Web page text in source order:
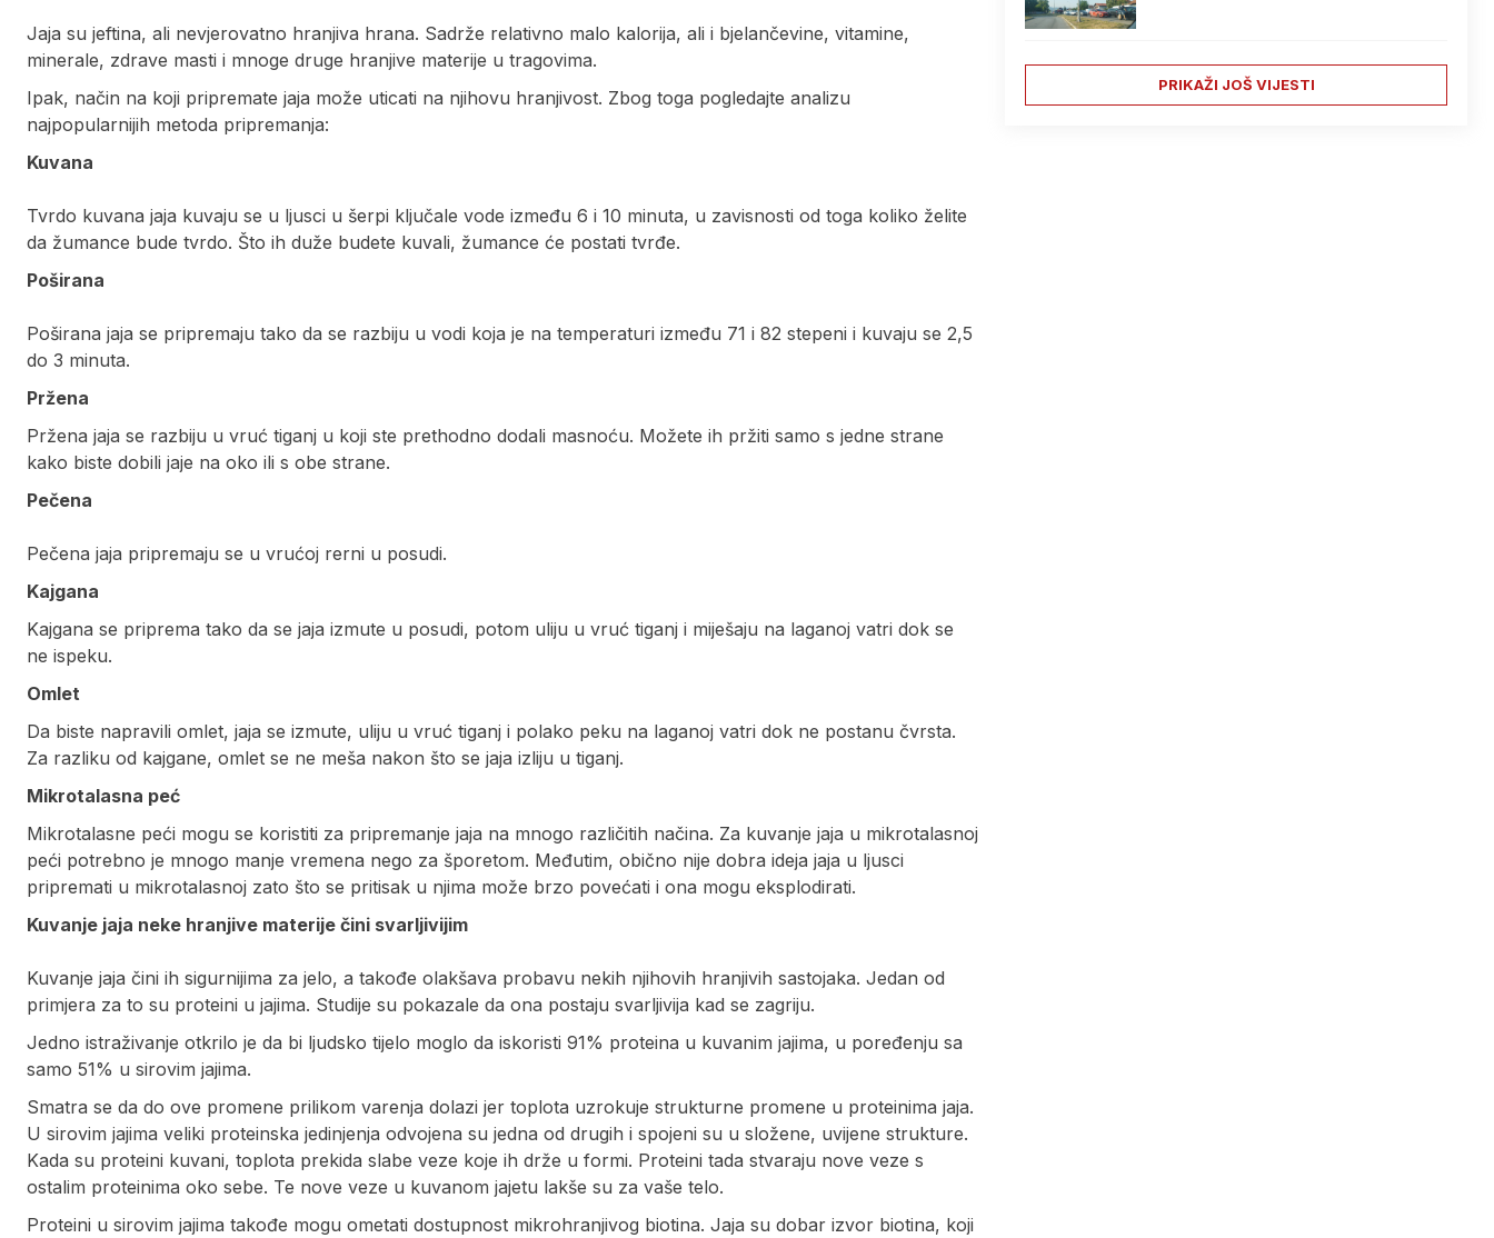
Jaja su jeftina, ali nevjerovatno hranjiva hrana. Sadrže relativno malo kalorija, ali i bjelančevine, vitamine,
minerale, zdrave masti i mnoge druge hranjive materije u tragovima.
Ipak, način na koji pripremate jaja može uticati na njihovu hranjivost. Zbog toga pogledajte analizu
najpopularnijih metoda pripremanja:
Kuvana
Tvrdo kuvana jaja kuvaju se u ljusci u šerpi ključale vode između 6 i 10 minuta, u zavisnosti od toga koliko želite
da žumance bude tvrdo. Što ih duže budete kuvali, žumance će postati tvrđe.
Poširana
Poširana jaja se pripremaju tako da se razbiju u vodi koja je na temperaturi između 71 i 82 stepeni i kuvaju se 2,5
do 3 minuta.
Pržena
Pržena jaja se razbiju u vruć tiganj u koji ste prethodno dodali masnoću. Možete ih pržiti samo s jedne strane
kako biste dobili jaje na oko ili s obe strane.
Pečena
Pečena jaja pripremaju se u vrućoj rerni u posudi.
Kajgana
Kajgana se priprema tako da se jaja izmute u posudi, potom uliju u vruć tiganj i miješaju na laganoj vatri dok se
ne ispeku.
Omlet
Da biste napravili omlet, jaja se izmute, uliju u vruć tiganj i polako peku na laganoj vatri dok ne postanu čvrsta.
Za razliku od kajgane, omlet se ne meša nakon što se jaja izliju u tiganj.
Mikrotalasna peć
Mikrotalasne peći mogu se koristiti za pripremanje jaja na mnogo različitih načina. Za kuvanje jaja u mikrotalasnoj
peći potrebno je mnogo manje vremena nego za šporetom. Međutim, obično nije dobra ideja jaja u ljusci
pripremati u mikrotalasnoj zato što se pritisak u njima može brzo povećati i ona mogu eksplodirati.
Kuvanje jaja neke hranjive materije čini svarljivijim
Kuvanje jaja čini ih sigurnijima za jelo, a takođe olakšava probavu nekih njihovih hranjivih sastojaka. Jedan od
primjera za to su proteini u jajima. Studije su pokazale da ona postaju svarljivija kad se zagriju.
Jedno istraživanje otkrilo je da bi ljudsko tijelo moglo da iskoristi 91% proteina u kuvanim jajima, u poređenju sa
samo 51% u sirovim jajima.
Smatra se da do ove promene prilikom varenja dolazi jer toplota uzrokuje strukturne promene u proteinima jaja.
U sirovim jajima veliki proteinska jedinjenja odvojena su jedna od drugih i spojeni su u složene, uvijene strukture.
Kada su proteini kuvani, toplota prekida slabe veze koje ih drže u formi. Proteini tada stvaraju nove veze s
ostalim proteinima oko sebe. Te nove veze u kuvanom jajetu lakše su za vaše telo.
Proteini u sirovim jajima takođe mogu ometati dostupnost mikrohranjivog biotina. Jaja su dobar izvor biotina, koji
PRIKAŽI JOŠ VIJESTI